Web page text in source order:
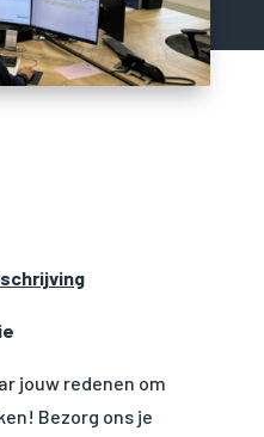
jouw redenen om
Bezorg ons je